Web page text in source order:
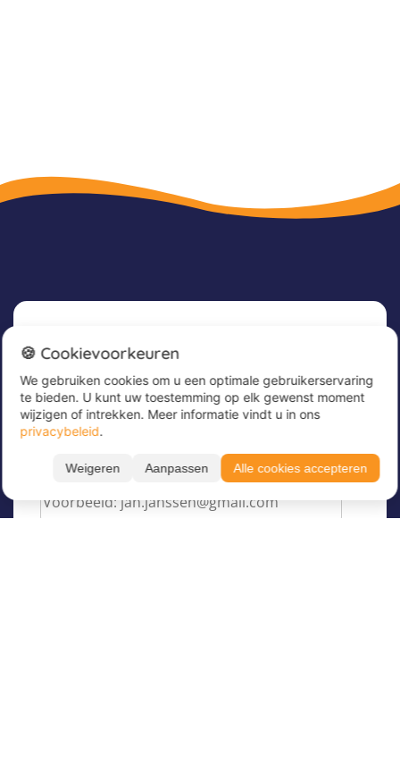
Nieuwsbrief
Meld u nu aan voor onze nieuwsbrief om
geweldige aanbiedingen te ontvangen en op de
hoogte te blijven!
Voer hier uw e-mailadres in*
🍪 Cookievoorkeuren
We gebruiken cookies om u een optimale gebruikerservaring
te bieden. U kunt uw toestemming op elk gewenst moment
wijzigen of intrekken. Meer informatie vindt u in ons
privacybeleid.
Weigeren Aanpassen Alle cookies accepteren